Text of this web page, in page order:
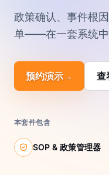
政策确认、事件根
单——在一套系统中
预约演示→ 查
本套件包含
SOP & 政策管理器